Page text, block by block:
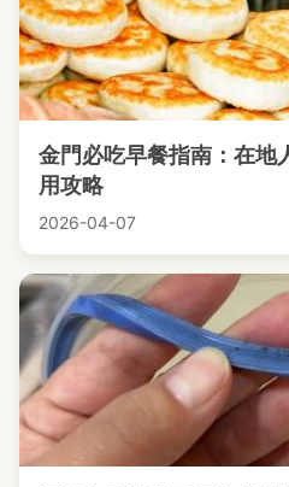
金門必吃早餐指南：在地
用攻略
2026-04-07